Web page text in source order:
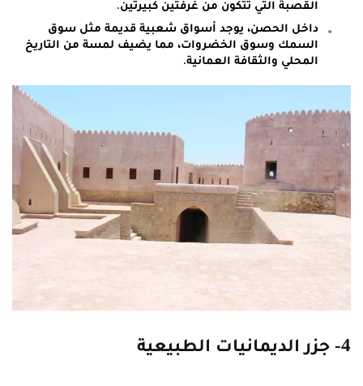
القصبة التي تتكون من غرفتين كبيرتين.
داخل الحصن، يوجد أسواق شعبية قديمة مثل سوق
السمك وسوق الخضروات، مما يضيف لمسة من التاريخ
المحلي والثقافة العمانية.
4- جزر الديمانيات الطبيعية